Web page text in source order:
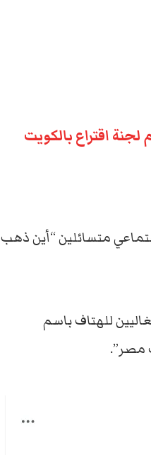
اقتراع بالكويت
متسائلين “أين ذهب
للهتاف باسم
مصر”.